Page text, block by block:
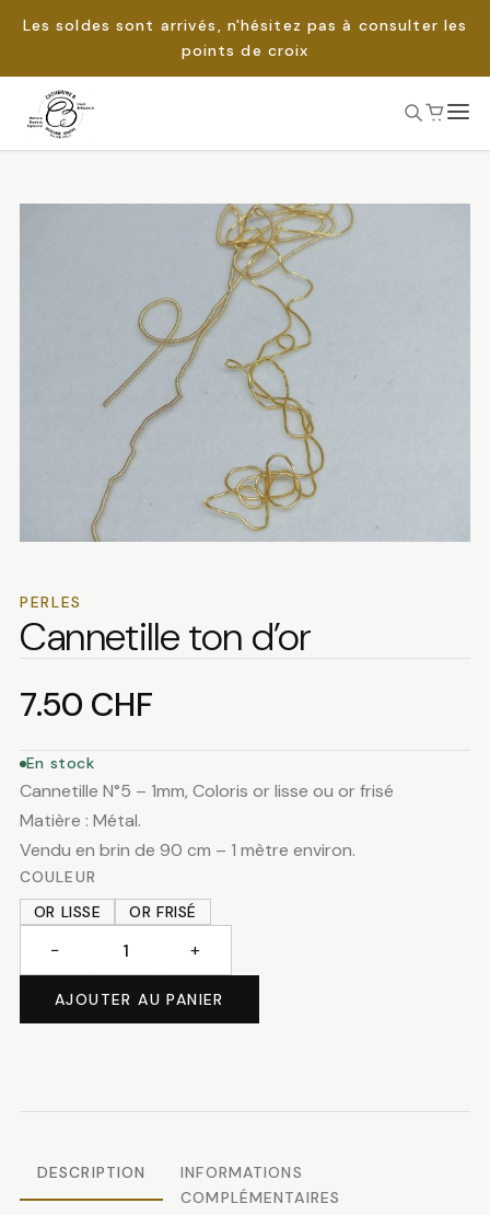
Les soldes sont arrivés, n'hésitez pas à consulter les
points de croix
Passer
PERLES
Cannetille ton d’or
7.50 CHF
En stock
Cannetille N°5 – 1mm, Coloris or lisse ou or frisé
Matière : Métal.
Vendu en brin de 90 cm – 1 mètre environ.
COULEUR
OR LISSE
OR FRISÉ
Cannetille
− +
AJOUTER AU PANIER
DESCRIPTION
INFORMATIONS
COMPLÉMENTAIRES